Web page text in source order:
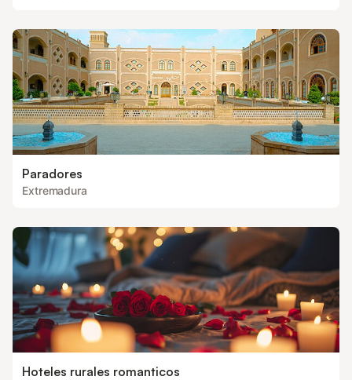
Paradores
Extremadura
Hoteles rurales romanticos